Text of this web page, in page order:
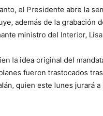
el Presidente abre la
además de la grabación
ministro del Interior,
la idea original del
fueron trastocados
quien este lunes jurará